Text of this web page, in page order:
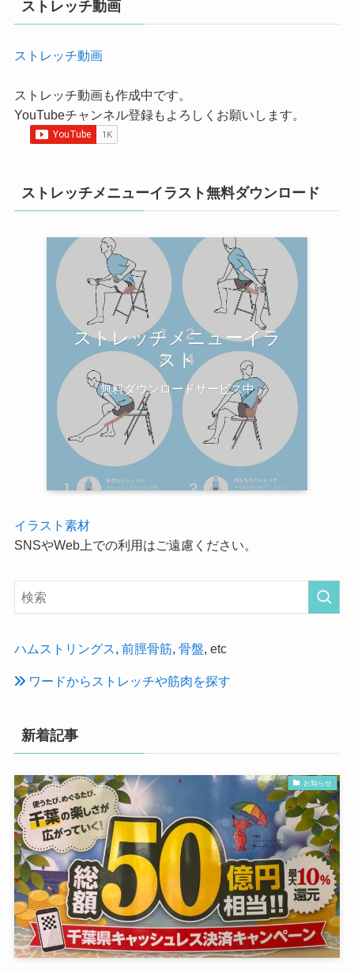
ストレッチ動画
ストレッチ動画
ストレッチ動画も作成中です。
YouTubeチャンネル登録もよろしくお願いします。
ストレッチメニューイラスト無料ダウンロード
ストレッチメニューイラ
スト
無料ダウンロードサービス中
イラスト素材
SNSやWeb上での利用はご遠慮ください。
ハムストリングス, 前脛骨筋, 骨盤, etc
ワードからストレッチや筋肉を探す
新着記事
お知らせ